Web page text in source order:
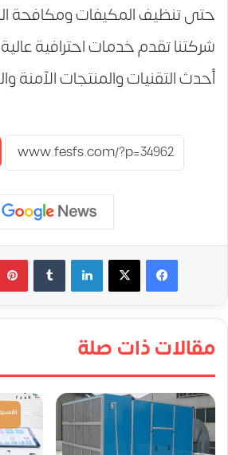
حتى تنظيف المكيفات ومكافحة
شركتنا تقدم خدمات احترافية
أحدث التقنيات والمنتجات الآمنة
لينكدإن
مقالات ذات صلة